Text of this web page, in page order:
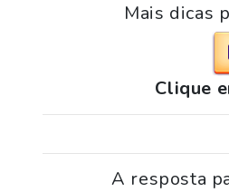
Mais dicas
Clique
A resposta